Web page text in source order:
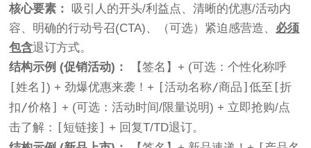
核心要素：
吸引人的开头/利益点、清晰的优惠/活动内
容、明确的行动号召(CTA)、（可选）紧迫感营造、 必须
包含退订方式。
结构示例 (促销活动)：
【签名】+ (可选：个性化称呼
[姓名]) + 劲爆优惠来袭！+ [活动名称/商品]低至 [折
扣/价格] + (可选：活动时间/限量说明) + 立即抢购/点
击了解：
[短链接] + 回复T/TD退订。